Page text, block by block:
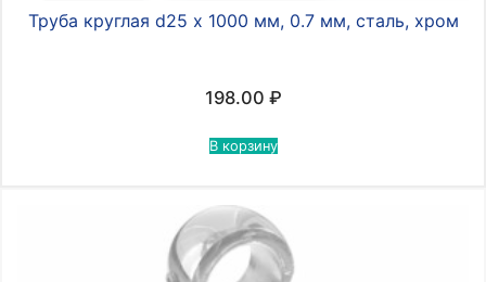
Труба круглая d25 х 1000 мм, 0.7 мм, сталь, хром
198.00 ₽
В корзину